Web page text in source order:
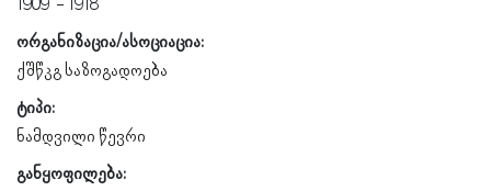
1909
1918
ორგანიზაცია/ასოციაცია:
ქშწკგ საზოგადოება
ტიპი:
ნამდვილი წევრი
განყოფილება: